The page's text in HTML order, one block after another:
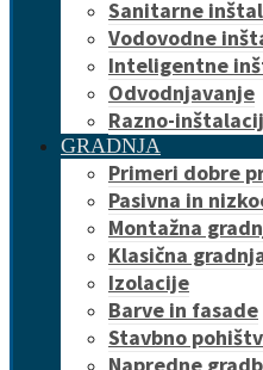
Sanitarne
Vodovodne
Inteligentne
Odvodnjavanje
Razno-
GRADNJA
Primeri dobre
Pasivna in
Montažna
Klasična
Izolacije
Barve in fasade
Stavbno